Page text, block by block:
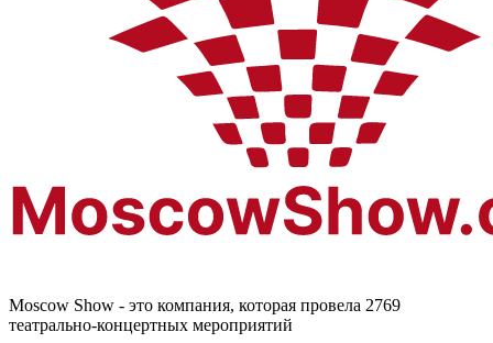
Moscow Show - это компания, которая провела 2769
театрально-концертных мероприятий